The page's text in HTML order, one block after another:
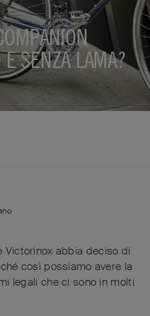
SENZA LAMA?
Victorinox abbia deciso di
così possiamo avere la
legali che ci sono in molti